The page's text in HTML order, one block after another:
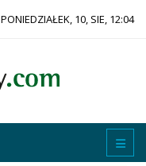
PONIEDZIAŁEK, 10, SIE, 12:04